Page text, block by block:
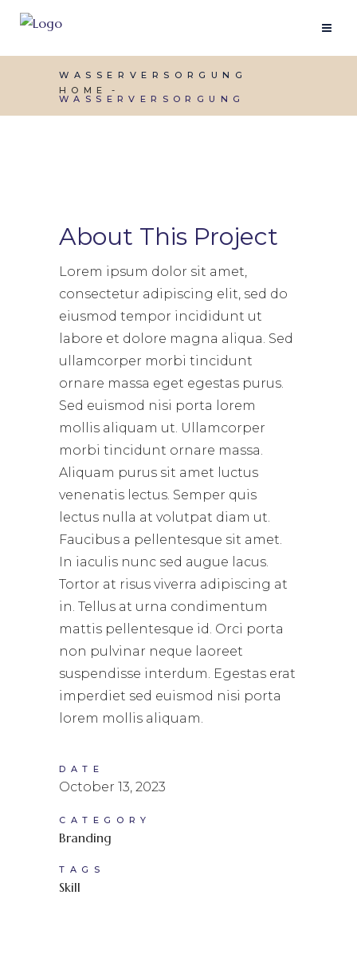
WASSERVERSORGUNG
HOME
WASSERVERSORGUNG
About This Project
Lorem ipsum dolor sit amet,
consectetur adipiscing elit, sed do
eiusmod tempor incididunt ut
labore et dolore magna aliqua. Sed
ullamcorper morbi tincidunt
ornare massa eget egestas purus.
Sed euismod nisi porta lorem
mollis aliquam ut. Ullamcorper
morbi tincidunt ornare massa.
Aliquam purus sit amet luctus
venenatis lectus. Semper quis
lectus nulla at volutpat diam ut.
Faucibus a pellentesque sit amet.
In iaculis nunc sed augue lacus.
Tortor at risus viverra adipiscing at
in. Tellus at urna condimentum
mattis pellentesque id. Orci porta
non pulvinar neque laoreet
suspendisse interdum. Egestas erat
imperdiet sed euismod nisi porta
lorem mollis aliquam.
DATE
October 13, 2023
CATEGORY
Branding
TAGS
Skill